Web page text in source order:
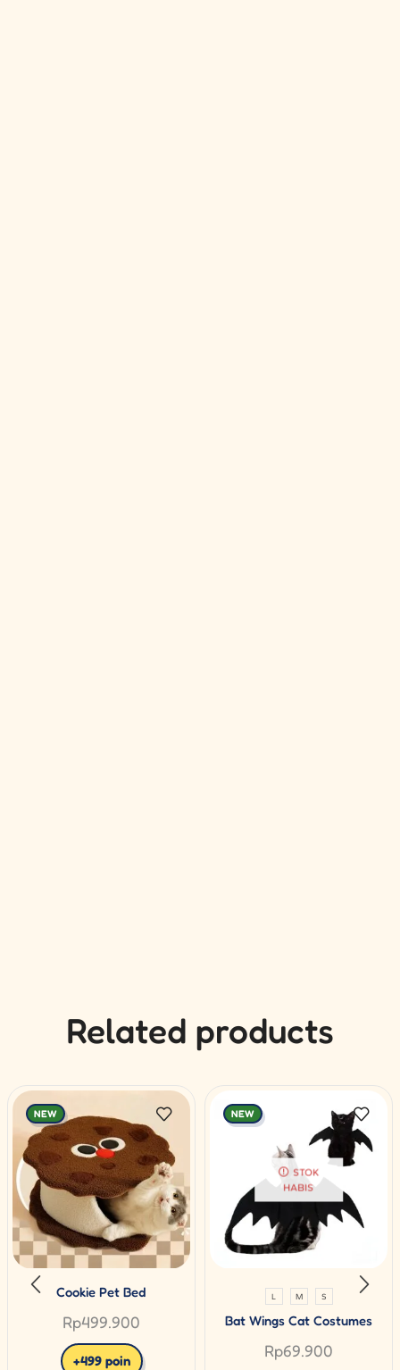
Related products
NEW
Cookie Pet Bed
Rp499.900
+499 poin
NEW
STOK
HABIS
L M S
Bat Wings Cat Costumes
Rp69.900